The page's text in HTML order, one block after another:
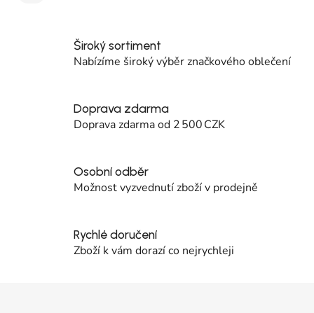
Široký sortiment
Nabízíme široký výběr značkového oblečení
Doprava zdarma
Doprava zdarma od 2 500 CZK
Osobní odběr
Možnost vyzvednutí zboží v prodejně
Rychlé doručení
Zboží k vám dorazí co nejrychleji